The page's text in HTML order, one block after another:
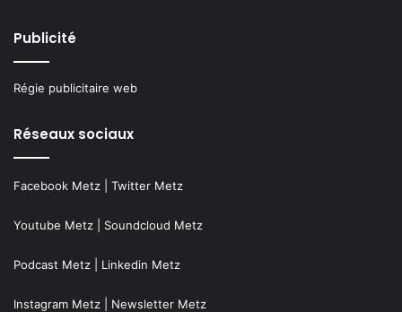
Publicité
Régie publicitaire web
Réseaux sociaux
Facebook Metz Twitter Metz
Youtube Metz Soundcloud Metz
Podcast Metz Linkedin Metz
Instagram Metz Newsletter Metz